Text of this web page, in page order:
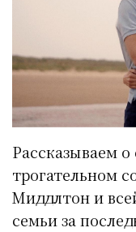
Рассказываем
трогательном
Миддлтон и
семьи за